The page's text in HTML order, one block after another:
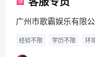
广州市歌霸娱乐有限
经验不限 学历不限 环